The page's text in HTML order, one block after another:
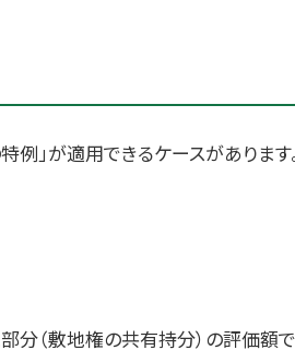
」が適用できるケースがあります
分（敷地権の共有持分）の評価額で